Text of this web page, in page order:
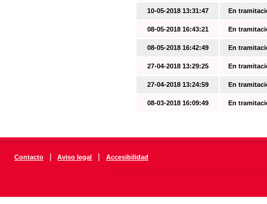
10-05-2018 13:31:47 En
08-05-2018 16:43:21 En
08-05-2018 16:42:49 En
27-04-2018 13:29:25 En
27-04-2018 13:24:59 En
08-03-2018 16:09:49 En
Contacto | Aviso legal | Accesibilidad